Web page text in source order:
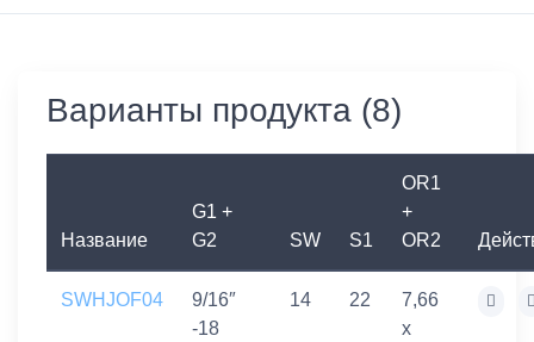
Варианты продукта (8)
Название
G1 +
G2
SW S1
OR1
+
OR2
SWHJOF04
9/16″
-18
14 22
7,66
x